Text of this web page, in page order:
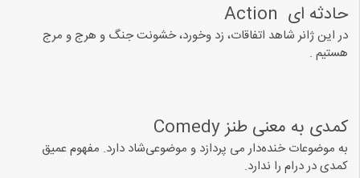
ﺣﺎﺩﺛﻪ ﺍﯼ ‏ Action
در این ژانر شاهد اتفاقات، زد وخورد، ﺧﺸﻮﻧﺖ جنگ ﻭ ﻫﺮﺝ ﻭ ﻣﺮﺝ
هستیم .
ﮐﻤﺪﯼ به معنی طنز Comedy‏
ﺑﻪ ﻣﻮﺿﻮﻋﺎﺕ ﺧﻨﺪﻩﺩﺍﺭ ﻣﯽ ﭘﺮﺩﺍﺯﺩ ﻭ ﻣﻮﺿﻮﻋﯽﺷﺎﺩ ﺩﺍﺭﺩ. مفهوم عمیق
کمدی در درام را ندارد.